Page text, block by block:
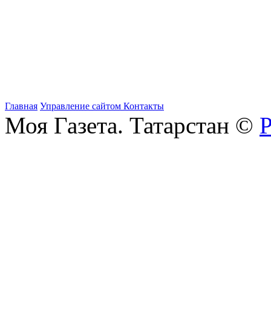
Главная Управление сайтом Контакты
Моя Газета. Татарстан ©